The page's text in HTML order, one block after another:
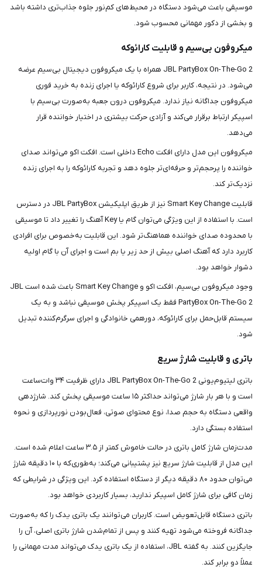
موسیقی باعث می‌شود دستگاه در محیط‌های کم‌نور جلوه جذاب‌تری داشته باشد
و بخشی از دکور مهمانی محسوب شود.
میکروفون بی‌سیم و قابلیت کارائوکه
JBL PartyBox On-The-Go 2 همراه با یک میکروفون دیجیتال بی‌سیم عرضه
می‌شود. در نتیجه، کاربر برای شروع کارائوکه یا اجرای زنده به خرید فوری
میکروفون جداگانه نیاز ندارد. میکروفون درون جعبه به‌صورت بی‌سیم با
اسپیکر ارتباط برقرار می‌کند و آزادی حرکت بیشتری در اختیار خواننده قرار
می‌دهد.
میکروفون این مدل دارای افکت Echo داخلی است. افکت اکو می‌تواند صدای
خواننده را پرحجم‌تر و حرفه‌ای‌تر جلوه دهد و تجربه کارائوکه را به اجرای زنده
نزدیک‌تر کند.
قابلیت Smart Key Change نیز از طریق اپلیکیشن JBL PartyBox در دسترس
است. با استفاده از این ویژگی می‌توان گام یا Key آهنگ را تغییر داد تا موسیقی
با محدوده صدای خواننده هماهنگ‌تر شود. این قابلیت به‌خصوص برای افرادی
کاربرد دارد که آهنگ اصلی بیش از حد زیر یا بم است و اجرای آن با گام اولیه
دشوار خواهد بود.
وجود میکروفون بی‌سیم، افکت اکو و Smart Key Change باعث شده است JBL
PartyBox On-The-Go 2 فقط یک اسپیکر پخش موسیقی نباشد و به یک
سیستم قابل‌حمل برای کارائوکه، دورهمی خانوادگی و اجرای سرگرم‌کننده تبدیل
شود.
باتری و قابلیت شارژ سریع
باتری لیتیوم‌یونی JBL PartyBox On-The-Go 2 دارای ظرفیت ۳۴ وات‌ساعت
است و با هر بار شارژ می‌تواند حداکثر ۱۵ ساعت موسیقی پخش کند. شارژدهی
واقعی دستگاه به حجم صدا، نوع محتوای صوتی، فعال‌بودن نورپردازی و نحوه
استفاده بستگی دارد.
مدت‌زمان شارژ کامل باتری در حالت خاموش کمتر از ۳.۵ ساعت اعلام شده است.
این مدل از قابلیت شارژ سریع نیز پشتیبانی می‌کند؛ به‌طوری‌که با ۱۰ دقیقه شارژ
می‌توان حدود ۸۰ دقیقه دیگر از دستگاه استفاده کرد. این ویژگی در شرایطی که
زمان کافی برای شارژ کامل اسپیکر ندارید، بسیار کاربردی خواهد بود.
باتری دستگاه قابل‌تعویض است. کاربران می‌توانند یک باتری یدک را که به‌صورت
جداگانه فروخته می‌شود تهیه کنند و پس از تمام‌شدن شارژ باتری اصلی، آن را
جایگزین کنند. به گفته JBL، استفاده از یک باتری یدک می‌تواند مدت مهمانی را
عملاً دو برابر کند.